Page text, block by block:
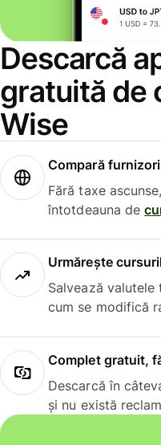
Descarcă
gratuită de
Wise
Compară
Fără taxe
întotdeauna de
Urmărește
Salvează
cum se modifică
Complet gratuit,
Descarcă în
și nu există